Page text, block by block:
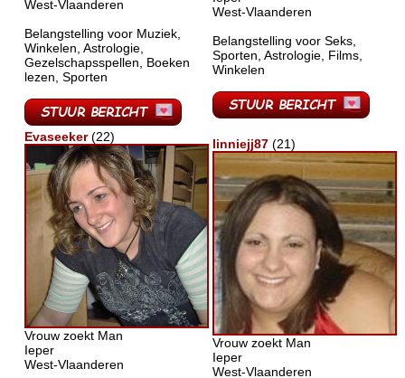
West-Vlaanderen
Belangstelling voor Muziek,
Winkelen, Astrologie,
Gezelschapsspellen, Boeken
lezen, Sporten
West-Vlaanderen
Belangstelling voor Seks,
Sporten, Astrologie, Films,
Winkelen
Evaseeker(22)
Vrouw zoekt Man
Ieper
West-Vlaanderen
linniejj87 (21)
Vrouw zoekt Man
Ieper
West-Vlaanderen